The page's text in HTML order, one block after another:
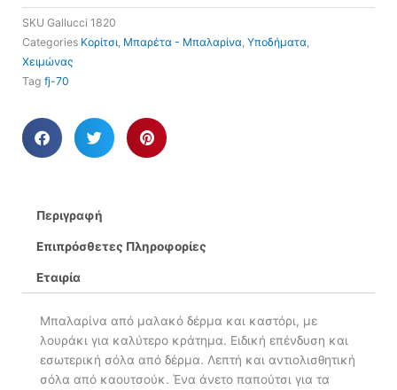
SKU Gallucci 1820
Categories Κορίτσι Μπαρέτα - Μπαλαρίνα Υποδήματα
Χειμώνας
Tag fj-70
Περιγραφή
Επιπρόσθετες Πληροφορίες
Εταιρία
Μπαλαρίνα από μαλακό δέρμα και καστόρι, με
λουράκι για καλύτερο κράτημα. Ειδική επένδυση και
εσωτερική σόλα από δέρμα. Λεπτή και αντιολισθητική
σόλα από καουτσούκ. Ένα άνετο παπούτσι για τα